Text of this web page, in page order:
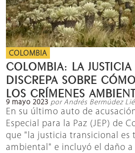
COLOMBIA
COLOMBIA: LA JUSTICIA
DISCREPA SOBRE
LOS CRÍMENES
9 mayo 2023 por Andrés Bermúdez
En su último auto de
Especial para la Paz (JEP) de
que "la justicia transicional es
ambiental" e incluyó el daño a